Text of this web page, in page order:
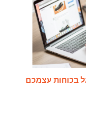
בכוחות עצמכם